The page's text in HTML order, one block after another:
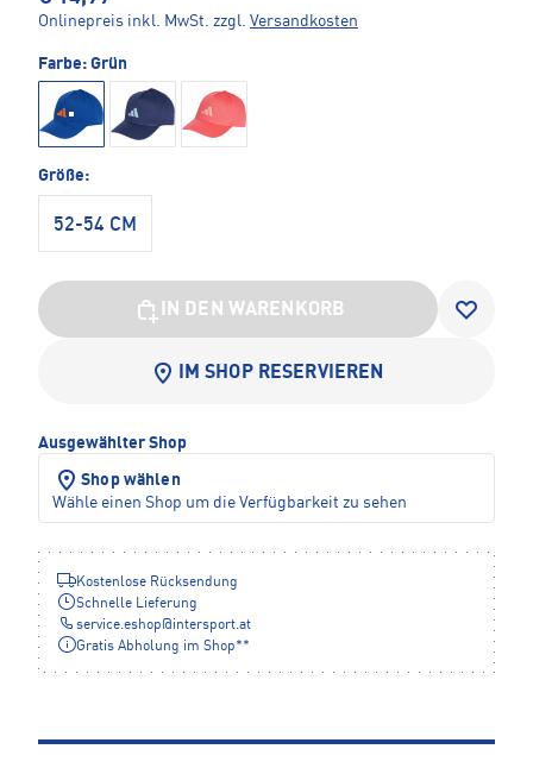
Onlinepreis inkl. MwSt. zzgl. Versandkosten
Farbe: Grün
Größe:
52-54 CM
IN DEN WARENKORB
IM SHOP RESERVIEREN
Ausgewählter Shop
Shop wählen
Wähle einen Shop um die Verfügbarkeit zu sehen
Kostenlose Rücksendung
Schnelle Lieferung
service.eshop@intersport.at
Gratis Abholung im Shop**